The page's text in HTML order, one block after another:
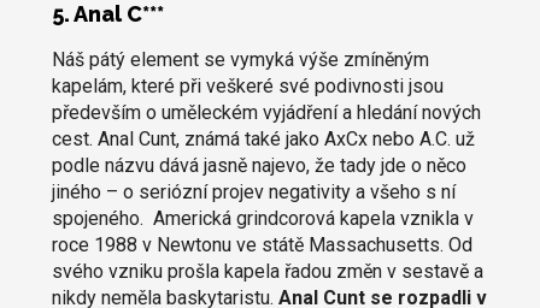
5. Anal C***
Náš pátý element se vymyká výše zmíněným
kapelám, které při veškeré své podivnosti jsou
především o uměleckém vyjádření a hledání nových
cest. Anal Cunt, známá také jako AxCx nebo A.C. už
podle názvu dává jasně najevo, že tady jde o něco
jiného – o seriózní projev negativity a všeho s ní
spojeného. Americká grindcorová kapela vznikla v
roce 1988 v Newtonu ve státě Massachusetts. Od
svého vzniku prošla kapela řadou změn v sestavě a
nikdy neměla baskytaristu. Anal Cunt se rozpadli v